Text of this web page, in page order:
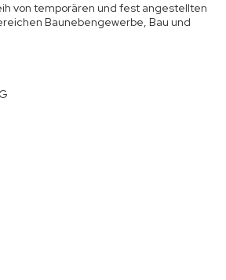
von temporären und fest angestellten
Baunebengewerbe, Bau und